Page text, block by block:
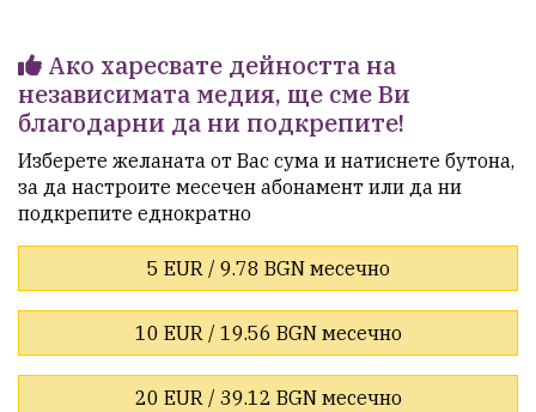
Ако харесвате дейността на
независимата медия, ще сме Ви
благодарни да ни подкрепите!
Изберете желаната от Вас сума и натиснете бутона,
за да настроите месечен абонамент или да ни
подкрепите еднократно
5 EUR / 9.78 BGN месечно
10 EUR / 19.56 BGN месечно
20 EUR / 39.12 BGN месечно